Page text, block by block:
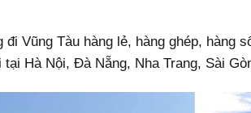
đi Vũng Tàu hàng lẻ, hàng ghép, hàng
tại Hà Nội, Đà Nẵng, Nha Trang, Sài